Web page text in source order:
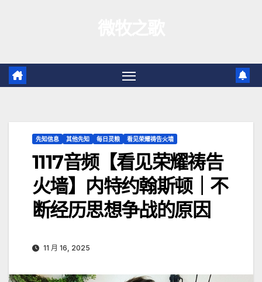
容
先知信息 其他先知 每日灵粮 看见荣耀祷告火墙
1117音频【看见荣耀祷告
火墙】内特约翰斯顿｜不
断经历思想争战的原因
11 月 16, 2025